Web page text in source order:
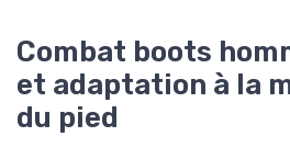
Combat boots
et adaptation à la
du pied